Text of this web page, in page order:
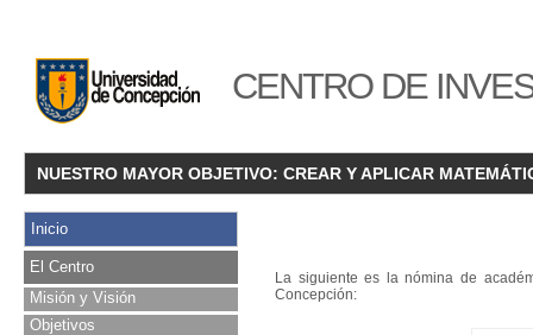
CENTRO DE
NUESTRO MAYOR OBJETIVO: CREAR Y APLICAR
Inicio
El Centro
Misión y Visión
Objetivos
La siguiente es la nómina de
Concepción: